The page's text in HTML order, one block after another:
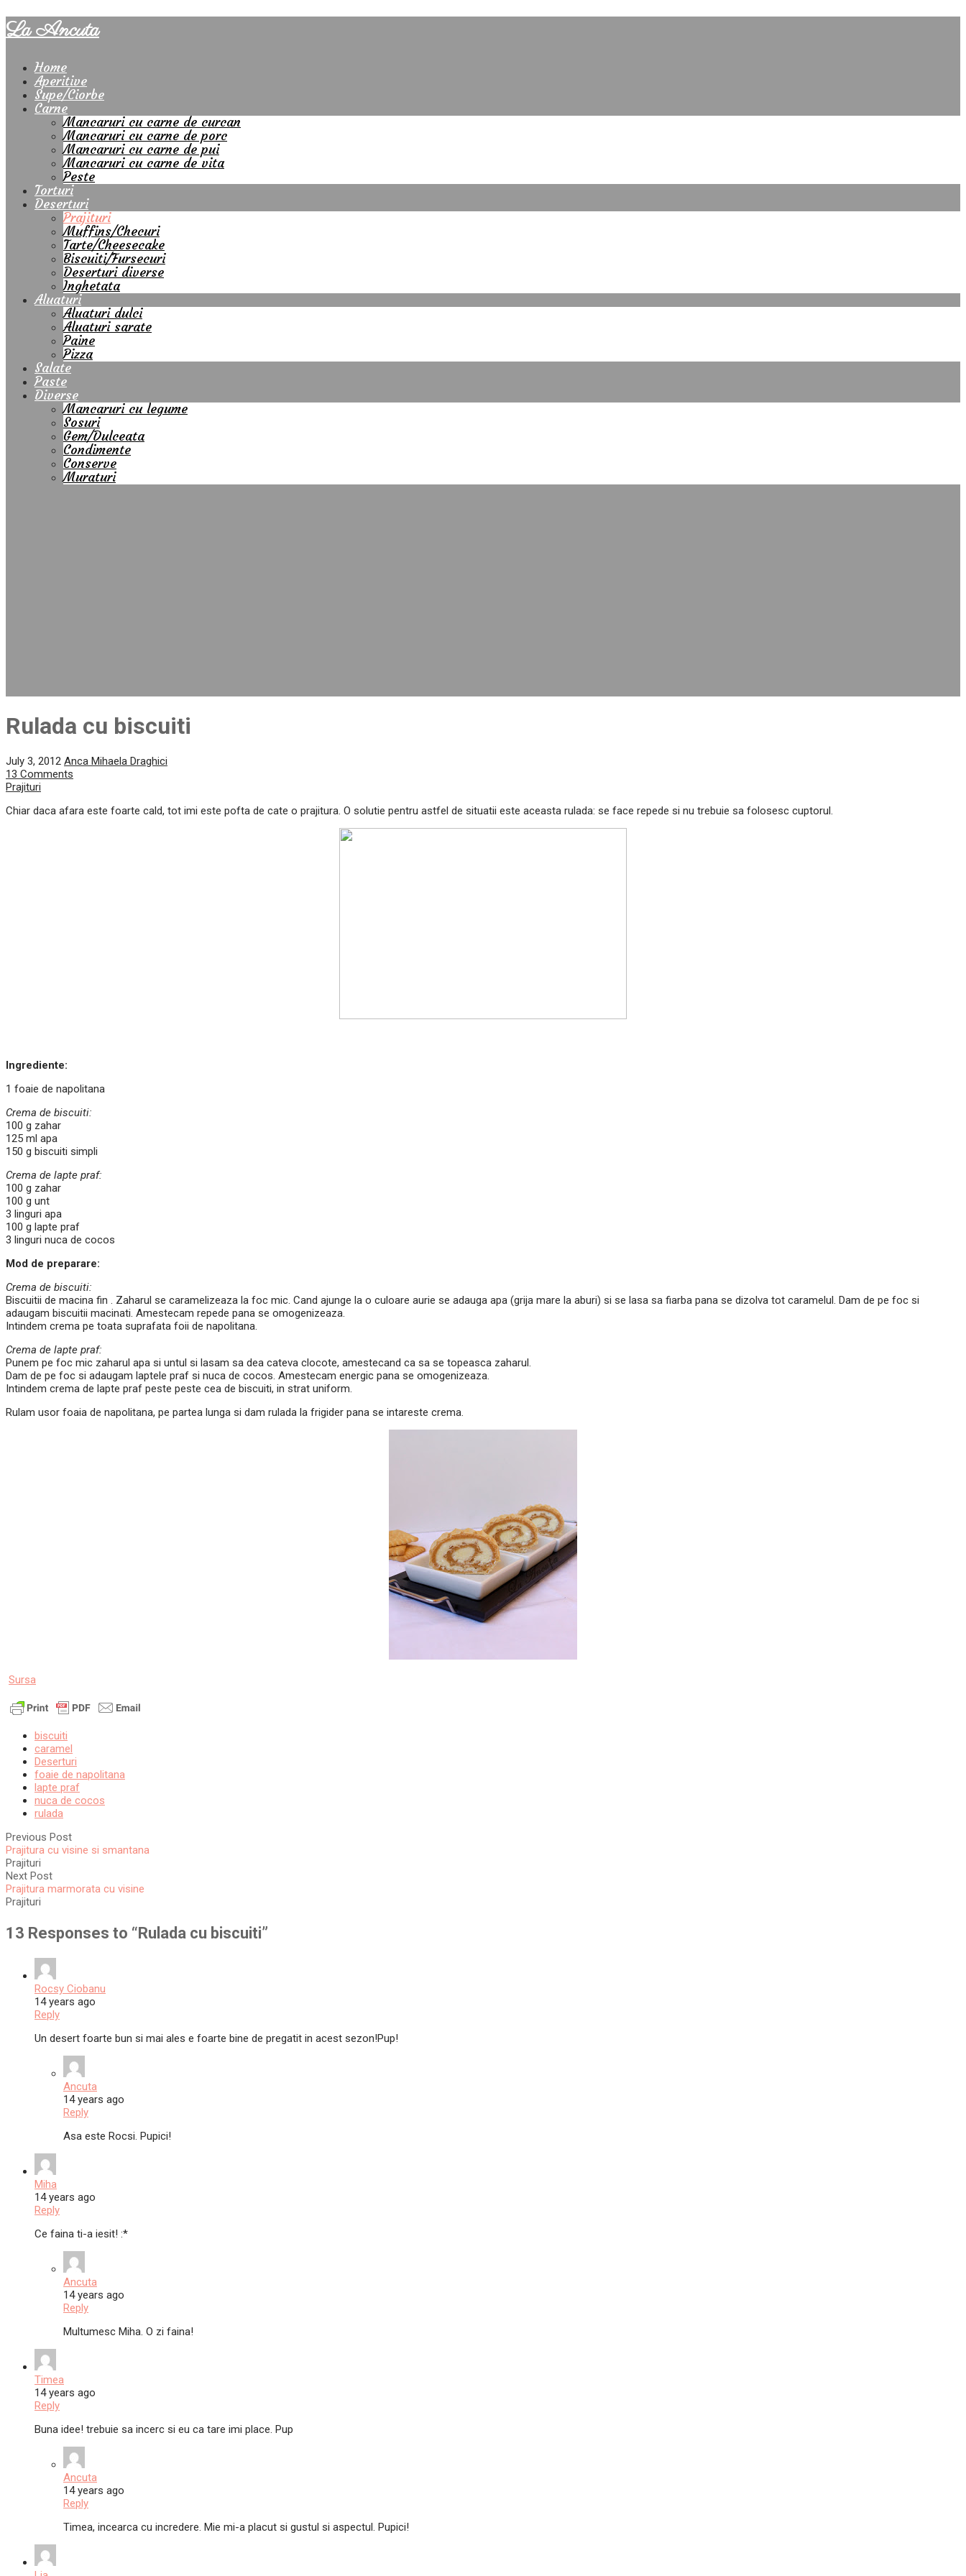
La Ancuta
Home
Aperitive
Supe/Ciorbe
Carne
Mancaruri cu carne de curcan
Mancaruri cu carne de porc
Mancaruri cu carne de pui
Mancaruri cu carne de vita
Peste
Torturi
Deserturi
Prajituri
Muffins/Checuri
Tarte/Cheesecake
Biscuiti/Fursecuri
Deserturi diverse
Inghetata
Aluaturi
Aluaturi dulci
Aluaturi sarate
Paine
Pizza
Salate
Paste
Diverse
Mancaruri cu legume
Sosuri
Gem/Dulceata
Condimente
Conserve
Muraturi
Rulada cu biscuiti
July 3, 2012 Anca Mihaela Draghici
13 Comments
Prajituri
Chiar daca afara este foarte cald, tot imi este pofta de cate o prajitura. O solutie pentru astfel de situatii este aceasta rulada: se face repede si nu trebuie sa folosesc cuptorul.
Ingrediente:
1 foaie de napolitana
Crema de biscuiti:
100 g zahar
125 ml apa
150 g biscuiti simpli
Crema de lapte praf:
100 g zahar
100 g unt
3 linguri apa
100 g lapte praf
3 linguri nuca de cocos
Mod de preparare:
Crema de biscuiti:
Biscuitii de macina fin . Zaharul se caramelizeaza la foc mic. Cand ajunge la o culoare aurie se adauga apa (grija mare la aburi) si se lasa sa fiarba pana se dizolva tot caramelul. Dam de pe foc si
adaugam biscuitii macinati. Amestecam repede pana se omogenizeaza.
Intindem crema pe toata suprafata foii de napolitana.
Crema de lapte praf:
Punem pe foc mic zaharul apa si untul si lasam sa dea cateva clocote, amestecand ca sa se topeasca zaharul.
Dam de pe foc si adaugam laptele praf si nuca de cocos. Amestecam energic pana se omogenizeaza.
Intindem crema de lapte praf peste peste cea de biscuiti, in strat uniform.
Rulam usor foaia de napolitana, pe partea lunga si dam rulada la frigider pana se intareste crema.
Sursa
biscuiti
caramel
Deserturi
foaie de napolitana
lapte praf
nuca de cocos
rulada
Previous Post
Prajitura cu visine si smantana
Prajituri
Next Post
Prajitura marmorata cu visine
Prajituri
13 Responses to “ Rulada cu biscuiti”
Rocsy Ciobanu
14 years ago
Reply
Un desert foarte bun si mai ales e foarte bine de pregatit in acest sezon!Pup!
Ancuta
14 years ago
Reply
Asa este Rocsi. Pupici!
Miha
14 years ago
Reply
Ce faina ti-a iesit! :*
Ancuta
14 years ago
Reply
Multumesc Miha. O zi faina!
Timea
14 years ago
Reply
Buna idee! trebuie sa incerc si eu ca tare imi place. Pup
Ancuta
14 years ago
Reply
Timea, incearca cu incredere. Mie mi-a placut si gustul si aspectul. Pupici!